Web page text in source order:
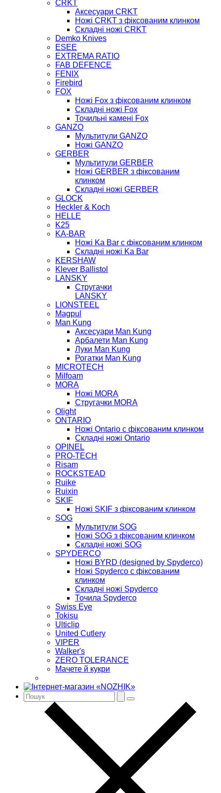
CRKT
Аксесуари CRKT
Ножі CRKT з фіксованим клинком
Складні ножі CRKT
Demko Knives
ESEE
EXTREMA RATIO
FAB DEFENCE
FENIX
Firebird
FOX
Ножі Fox з фіксованим клинком
Складні ножі Fox
Точильні камені Fox
GANZO
Мультитули GANZO
Ножі GANZO
GERBER
Мультитули GERBER
Ножі GERBER з фіксованим
клинком
Складні ножі GERBER
GLOCK
Heckler & Koch
HELLE
K25
KA-BAR
Ножі Ka Bar c фіксованим клинком
Складні ножі Ka Bar
KERSHAW
Klever Ballistol
LANSKY
Стругачки
LANSKY
LIONSTEEL
Magpul
Man Kung
Аксесуари Man Kung
Арбалети Man Kung
Луки Man Kung
Рогатки Man Kung
MICROTECH
Milfoam
MORA
Ножі MORA
Стругачки MORA
Olight
ONTARIO
Ножі Ontario c фіксованим клинком
Складні ножі Ontario
OPINEL
PRO-TECH
Risam
ROCKSTEAD
Ruike
Ruixin
SKIF
Ножі SKIF з фіксованим клинком
SOG
Мультитули SOG
Ножі SOG з фіксованим клинком
Складні ножі SOG
SPYDERCO
Ножі BYRD (designed by Spyderco)
Ножі Spyderco c фіксованим
клинком
Складні ножі Spyderco
Точила Spyderco
Swiss Eye
Tokisu
Ulticlip
United Cutlery
VIPER
Walker's
ZERO TOLERANCE
Мачете й кукри